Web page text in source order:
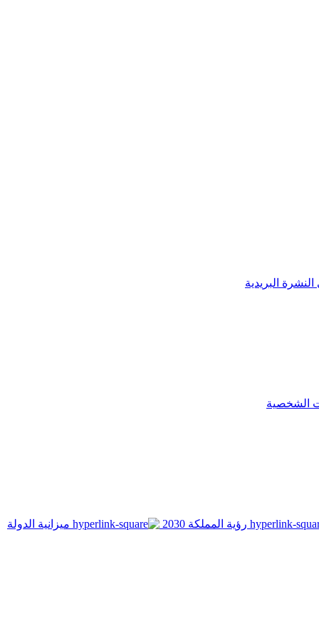
البريدية
الشخصية
رؤية المملكة 2030 ميزانية الدولة